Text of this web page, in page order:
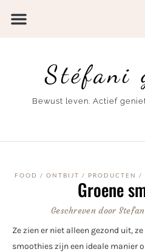
Stéfani
Bewust leven. Actief
FOOD / ONTBIJT / PRODUCTEN /
Groene
Geschreven door
Ze zien er niet alleen gezond uit,
smoothies zijn een ideale manier